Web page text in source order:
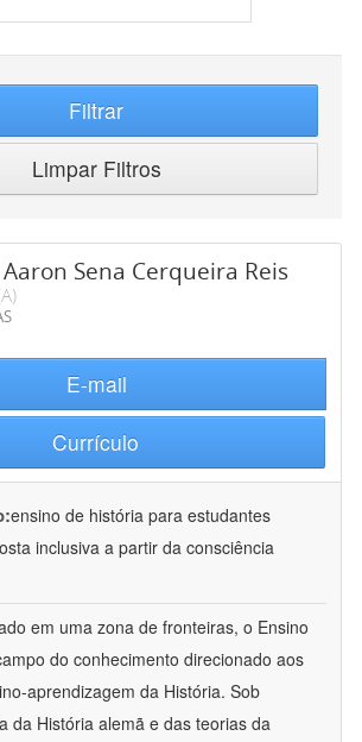
Filtrar
Limpar Filtros
Aaron Sena Cerqueira Reis
E-mail
Currículo
ensino de história para estudantes
inclusiva a partir da consciência
em uma zona de fronteiras, o Ensino
do conhecimento direcionado aos
aprendizagem da História. Sob
da História alemã e das teorias da